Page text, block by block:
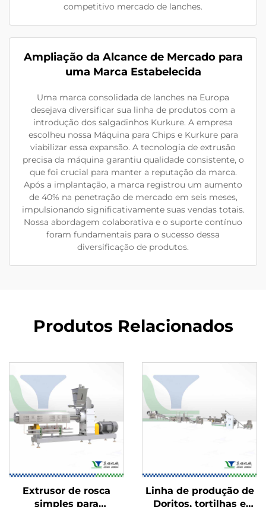
competitivo mercado de lanches.
Ampliação da Alcance de Mercado para
uma Marca Estabelecida
Uma marca consolidada de lanches na Europa
desejava diversificar sua linha de produtos com a
introdução dos salgadinhos Kurkure. A empresa
escolheu nossa Máquina para Chips e Kurkure para
viabilizar essa expansão. A tecnologia de extrusão
precisa da máquina garantiu qualidade consistente, o
que foi crucial para manter a reputação da marca.
Após a implantação, a marca registrou um aumento
de 40% na penetração de mercado em seis meses,
impulsionando significativamente suas vendas totais.
Nossa abordagem colaborativa e o suporte contínuo
foram fundamentais para o sucesso dessa
diversificação de produtos.
Produtos Relacionados
Extrusor de rosca
simples para
Linha de produção de
Doritos, tortilhas e